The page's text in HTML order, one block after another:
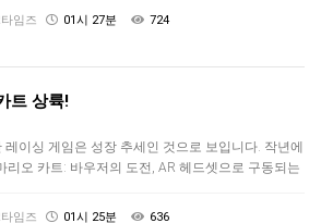
임즈 01시 27분 724
트 상륙!
레이싱 게임은 성장 추세인 것으로 보입니다. 작년에
리오 카트: 바우저의 도전, AR 헤드셋으로 구동되는
임즈 01시 25분 636